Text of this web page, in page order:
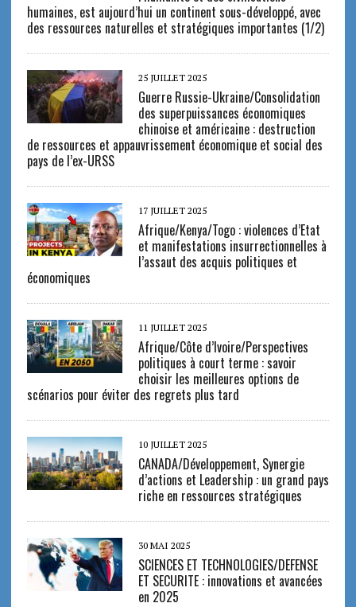
humaines, est aujourd’hui un continent sous-développé, avec
des ressources naturelles et stratégiques importantes (1/2)
25 JUILLET 2025
Guerre Russie-Ukraine/Consolidation
des superpuissances économiques
chinoise et américaine : destruction
de ressources et appauvrissement économique et social des
pays de l’ex-URSS
17 JUILLET 2025
Afrique/Kenya/Togo : violences d’Etat
et manifestations insurrectionnelles à
l’assaut des acquis politiques et
économiques
11 JUILLET 2025
Afrique/Côte d’Ivoire/Perspectives
politiques à court terme : savoir
choisir les meilleures options de
scénarios pour éviter des regrets plus tard
10 JUILLET 2025
CANADA/Développement, Synergie
d’actions et Leadership : un grand pays
riche en ressources stratégiques
30 MAI 2025
SCIENCES ET TECHNOLOGIES/DEFENSE
ET SECURITE : innovations et avancées
en 2025